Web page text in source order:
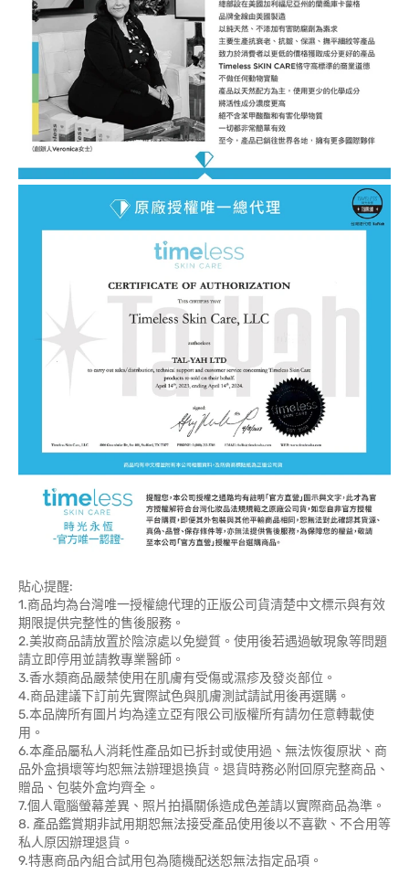
貼心提醒:
1.商品均為台灣唯一授權總代理的正版公司貨清楚中文標示與有效
期限提供完整性的售後服務。
2.美妝商品請放置於陰涼處以免變質。使用後若遇過敏現象等問題
請立即停用並請教專業醫師。
3.香水類商品嚴禁使用在肌膚有受傷或濕疹及發炎部位。
4.商品建議下訂前先實際試色與肌膚測試請試用後再選購。
5.本品牌所有圖片均為達立亞有限公司版權所有請勿任意轉載使
用。
6.本產品屬私人消耗性產品如已拆封或使用過、無法恢復原狀、商
品外盒損壞等均恕無法辦理退換貨。退貨時務必附回原完整商品、
贈品、包裝外盒均齊全。
7.個人電腦螢幕差異、照片拍攝關係造成色差請以實際商品為準。
8. 產品鑑賞期非試用期恕無法接受產品使用後以不喜歡、不合用等
私人原因辦理退貨。
9.特惠商品內組合試用包為隨機配送恕無法指定品項。